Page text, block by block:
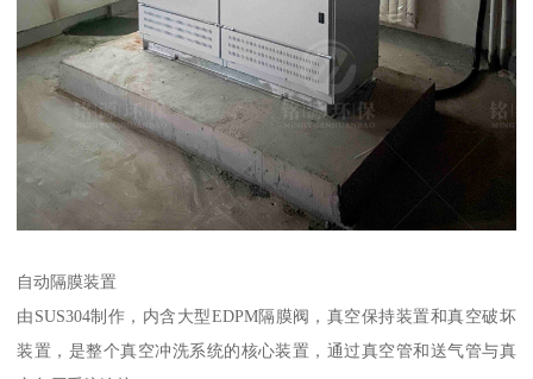
自动隔膜装置
由SUS304制作，内含大型EDPM隔膜阀，真空保持装置和真空破坏
装置，是整个真空冲洗系统的核心装置，通过真空管和送气管与真